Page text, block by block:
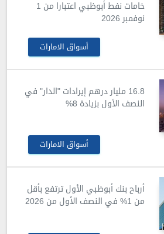
خامات نفط أبوظبي اعتبارا من 1
نوفمبر 2026
أسواق الامارات
16.8 مليار درهم إيرادات "الدار" في
النصف الأول بزيادة 8%
أسواق الامارات
أرباح بنك أبوظبي الأول ترتفع بأقل
من 1% في النصف الأول من 2026